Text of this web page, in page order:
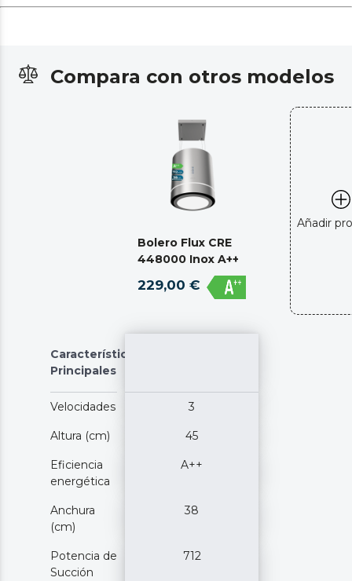
Compara con otros modelos
Bolero Flux CRE
448000 Inox A++
229,00 €
Añadir
Características
Principales
Velocidades 3
Altura (cm) 45
Eficiencia
energética
A++
Anchura
(cm)
38
Potencia de
Succión
712